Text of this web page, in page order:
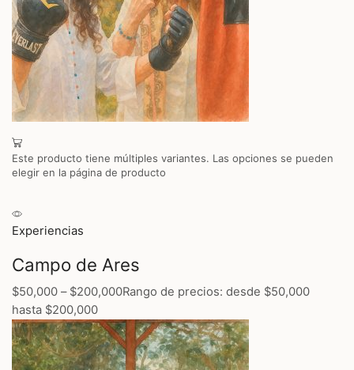
Este producto tiene múltiples variantes. Las opciones se pueden
elegir en la página de producto
Experiencias
Campo de Ares
$50,000 – $200,000Rango de precios: desde $50,000
hasta $200,000